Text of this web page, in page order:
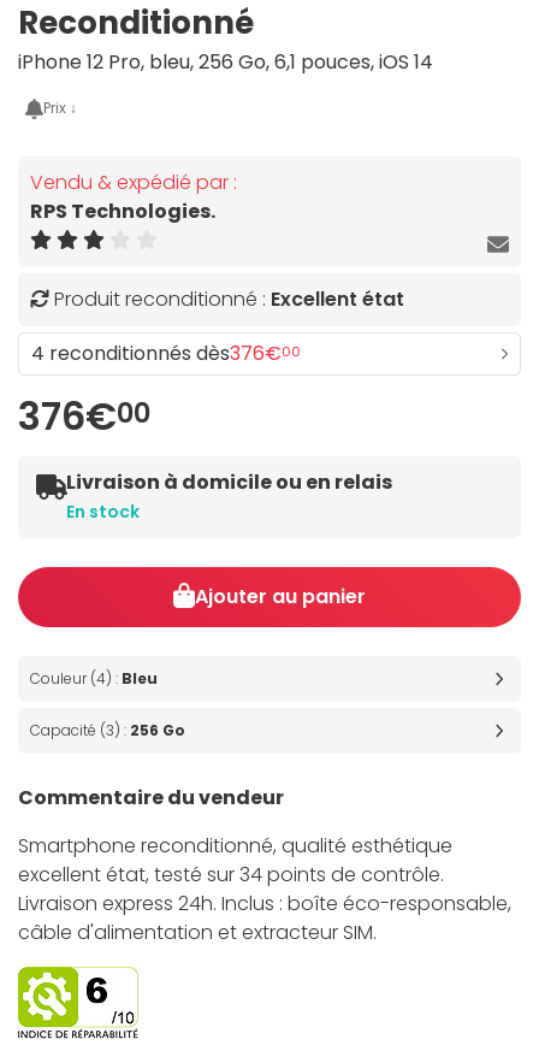
Reconditionné
iPhone 12 Pro, bleu, 256 Go, 6,1 pouces, iOS 14
Prix ↓
Vendu & expédié par :
RPS Technologies.
Produit reconditionné : Excellent état
4 reconditionnés dès376€00
376€00
Livraison à domicile ou en relais
En stock
Ajouter au panier
Couleur (4) : Bleu
Capacité (3) : 256 Go
Commentaire du vendeur
Smartphone reconditionné, qualité esthétique
excellent état, testé sur 34 points de contrôle.
Livraison express 24h. Inclus : boîte éco-responsable,
câble d'alimentation et extracteur SIM.